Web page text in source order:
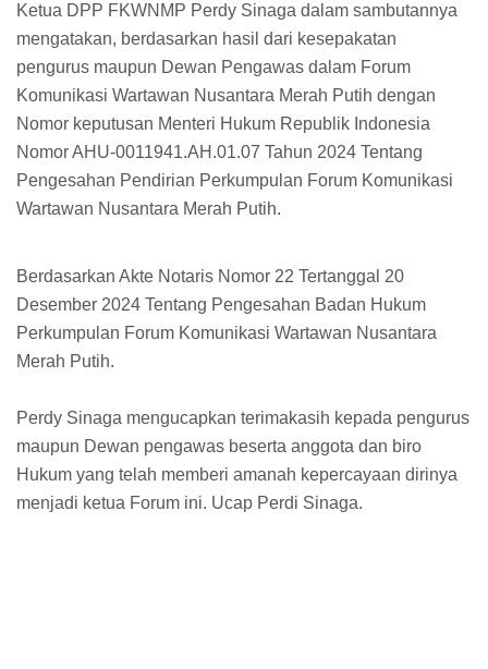
Ketua DPP FKWNMP Perdy Sinaga dalam sambutannya
mengatakan, berdasarkan hasil dari kesepakatan
pengurus maupun Dewan Pengawas dalam Forum
Komunikasi Wartawan Nusantara Merah Putih dengan
Nomor keputusan Menteri Hukum Republik Indonesia
Nomor AHU-0011941.AH.01.07 Tahun 2024 Tentang
Pengesahan Pendirian Perkumpulan Forum Komunikasi
Wartawan Nusantara Merah Putih.
Berdasarkan Akte Notaris Nomor 22 Tertanggal 20
Desember 2024 Tentang Pengesahan Badan Hukum
Perkumpulan Forum Komunikasi Wartawan Nusantara
Merah Putih.
Perdy Sinaga mengucapkan terimakasih kepada pengurus
maupun Dewan pengawas beserta anggota dan biro
Hukum yang telah memberi amanah kepercayaan dirinya
menjadi ketua Forum ini. Ucap Perdi Sinaga.